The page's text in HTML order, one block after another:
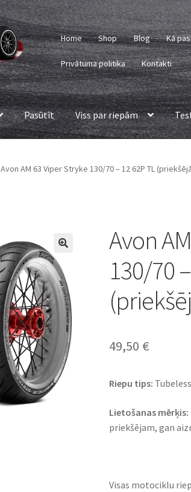
Home Shop Blog Kā
Privātuma politika Kontakti
Pasūtīt Viss par riepām
Avon AM 63 Viper Stryke 130/70 – 12 62P TL
Avon
130/70
49,50 €
Riepu tips:
Lietošanas mērķis:
priekšējam, gan
Visas motociklu